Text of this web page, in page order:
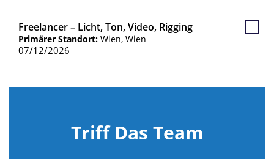
Freelancer – Licht, Ton, Video, Rigging
Primärer Standort: Wien, Wien
07/12/2026
Triff Das Team